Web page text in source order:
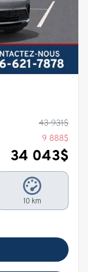
43 931$
9 888$
34 043$
10 km